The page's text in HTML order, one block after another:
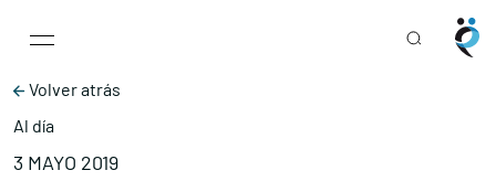
Main Navigation
Volver atrás
Al día
3 MAYO 2019